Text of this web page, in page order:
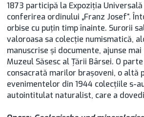
1873 participă la Expoziţia
conferirea ordinului „Franz Josef”.
orbise cu puţin timp înainte. Surorii
valoroasa sa colecţie numismatică,
manuscrise şi documente, ajunse
Muzeul Săsesc al Ţării Bârsei. O
consacrată marilor braşoveni, o altă
evenimentelor din 1944 colecţiile s-
autointitulat naturalist, care a